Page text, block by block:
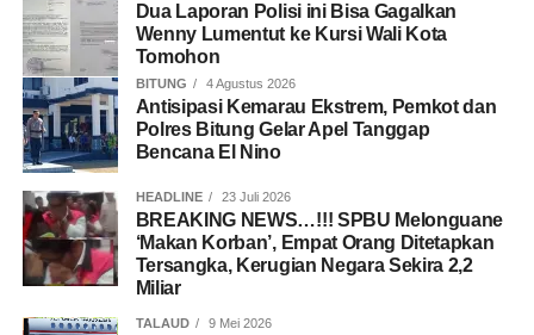
Dua Laporan Polisi ini Bisa Gagalkan
Wenny Lumentut ke Kursi Wali Kota
Tomohon
BITUNG 4 Agustus 2026
Antisipasi Kemarau Ekstrem, Pemkot dan
Polres Bitung Gelar Apel Tanggap
Bencana El Nino
HEADLINE 23 Juli 2026
BREAKING NEWS…!!! SPBU Melonguane
‘Makan Korban’, Empat Orang Ditetapkan
Tersangka, Kerugian Negara Sekira 2,2
Miliar
TALAUD 9 Mei 2026